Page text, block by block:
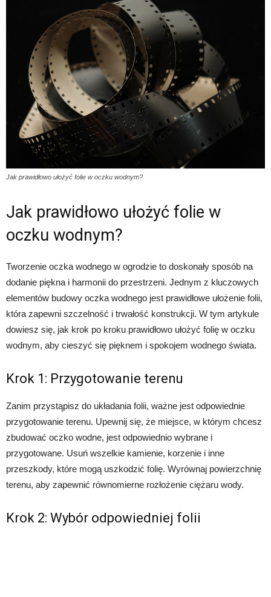
Jak prawidłowo ułożyć folie w oczku wodnym?
Jak prawidłowo ułożyć folie w
oczku wodnym?
Tworzenie oczka wodnego w ogrodzie to doskonały sposób na
dodanie piękna i harmonii do przestrzeni. Jednym z kluczowych
elementów budowy oczka wodnego jest prawidłowe ułożenie folii,
która zapewni szczelność i trwałość konstrukcji. W tym artykule
dowiesz się, jak krok po kroku prawidłowo ułożyć folię w oczku
wodnym, aby cieszyć się pięknem i spokojem wodnego świata.
Krok 1: Przygotowanie terenu
Zanim przystąpisz do układania folii, ważne jest odpowiednie
przygotowanie terenu. Upewnij się, że miejsce, w którym chcesz
zbudować oczko wodne, jest odpowiednio wybrane i
przygotowane. Usuń wszelkie kamienie, korzenie i inne
przeszkody, które mogą uszkodzić folię. Wyrównaj powierzchnię
terenu, aby zapewnić równomierne rozłożenie ciężaru wody.
Krok 2: Wybór odpowiedniej folii